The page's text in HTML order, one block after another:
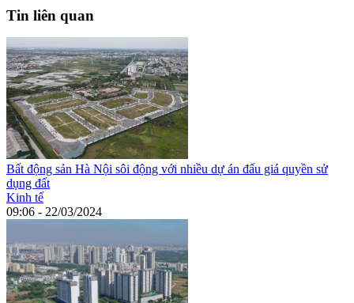
Tin liên quan
Bất động sản Hà Nội sôi động với nhiều dự án đấu giá quyền sử
dụng đất
Kinh tế
09:06 - 22/03/2024